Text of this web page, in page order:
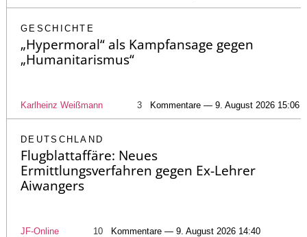
GESCHICHTE
„Hypermoral“ als Kampfansage gegen
„Humanitarismus“
Karlheinz Weißmann 3 Kommentare — 9. August 2026 15:06
DEUTSCHLAND
Flugblattaffäre: Neues
Ermittlungsverfahren gegen Ex-Lehrer
Aiwangers
JF-Online 10 Kommentare — 9. August 2026 14:40